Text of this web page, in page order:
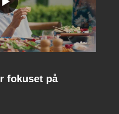
fokuset på